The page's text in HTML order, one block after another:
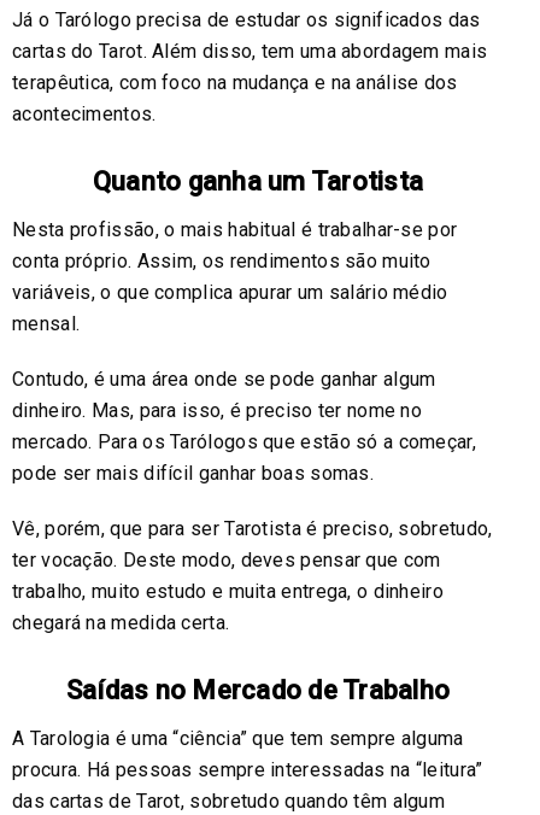
Já o Tarólogo precisa de estudar os significados das
cartas do Tarot. Além disso, tem uma abordagem mais
terapêutica, com foco na mudança e na análise dos
acontecimentos.
Quanto ganha um Tarotista
Nesta profissão, o mais habitual é trabalhar-se por
conta próprio. Assim, os rendimentos são muito
variáveis, o que complica apurar um salário médio
mensal.
Contudo, é uma área onde se pode ganhar algum
dinheiro. Mas, para isso, é preciso ter nome no
mercado. Para os Tarólogos que estão só a começar,
pode ser mais difícil ganhar boas somas.
Vê, porém, que para ser Tarotista é preciso, sobretudo,
ter vocação. Deste modo, deves pensar que com
trabalho, muito estudo e muita entrega, o dinheiro
chegará na medida certa.
Saídas no Mercado de Trabalho
A Tarologia é uma “ciência” que tem sempre alguma
procura. Há pessoas sempre interessadas na “leitura”
das cartas de Tarot, sobretudo quando têm algum